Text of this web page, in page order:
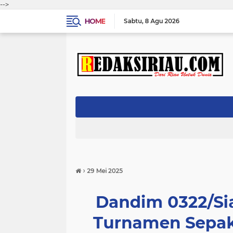
-->
HOME
Sabtu 8 Agu 2026
› 29 Mei 2025
Dandim 0322/
Turnamen